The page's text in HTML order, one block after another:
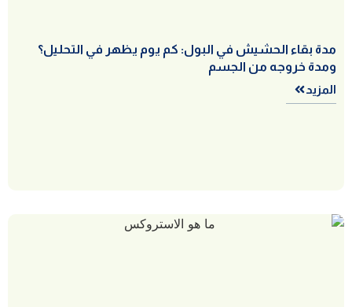
مدة بقاء الحشيش في البول: كم يوم يظهر في التحليل؟
ومدة خروجه من الجسم
المزيد